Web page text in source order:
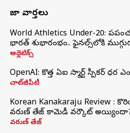
తాజా వార్తలు
World Athletics Under-20:
భారత్‌ శుభారంభం.. ఫైనల్స్‌లోకి
అథ్లెటిక్స్
OpenAI: కొత్త ఏఐ స్మార్ట్ స్పీకర్ ధర
చాట్‌జీపీటీ
Korean Kanakaraju Review :
వరుణ్ తేజ్ కామెడీ వర్కౌట్
వరుణ్ తేజ్